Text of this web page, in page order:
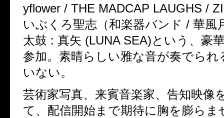
yflower / THE MADCAP LAUGHS /
いぶくろ聖志（和楽器バンド / 華風
太鼓 : 真矢 (LUNA SEA)という、豪
参加。素晴らしい雅な音が奏でられ
いない。
芸術家写真、来賓音楽家、告知映像
て、配信開始まで期待に胸を膨らま